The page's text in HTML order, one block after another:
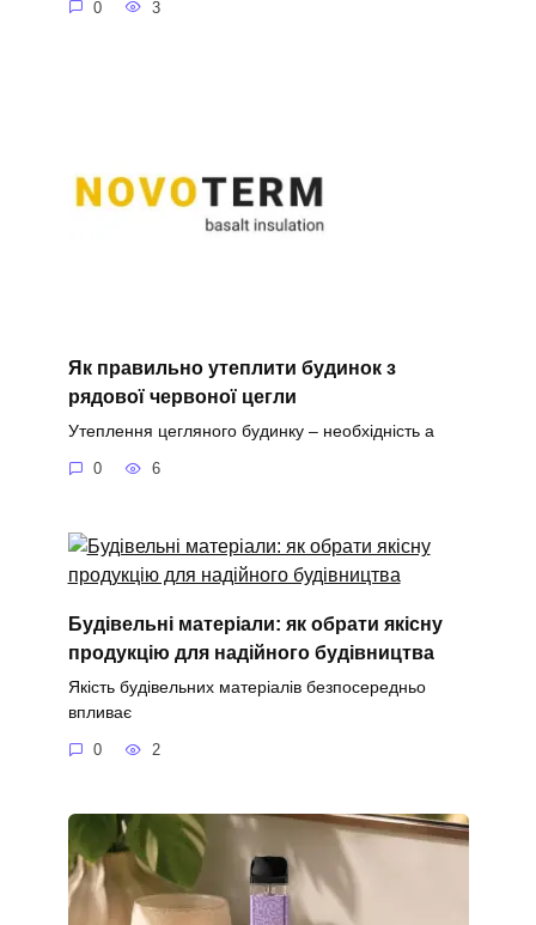
0 3
Як правильно утеплити будинок з
рядової червоної цегли
Утеплення цегляного будинку – необхідність а
0 6
Будівельні матеріали: як обрати якісну
продукцію для надійного будівництва
Якість будівельних матеріалів безпосередньо
впливає
0 2